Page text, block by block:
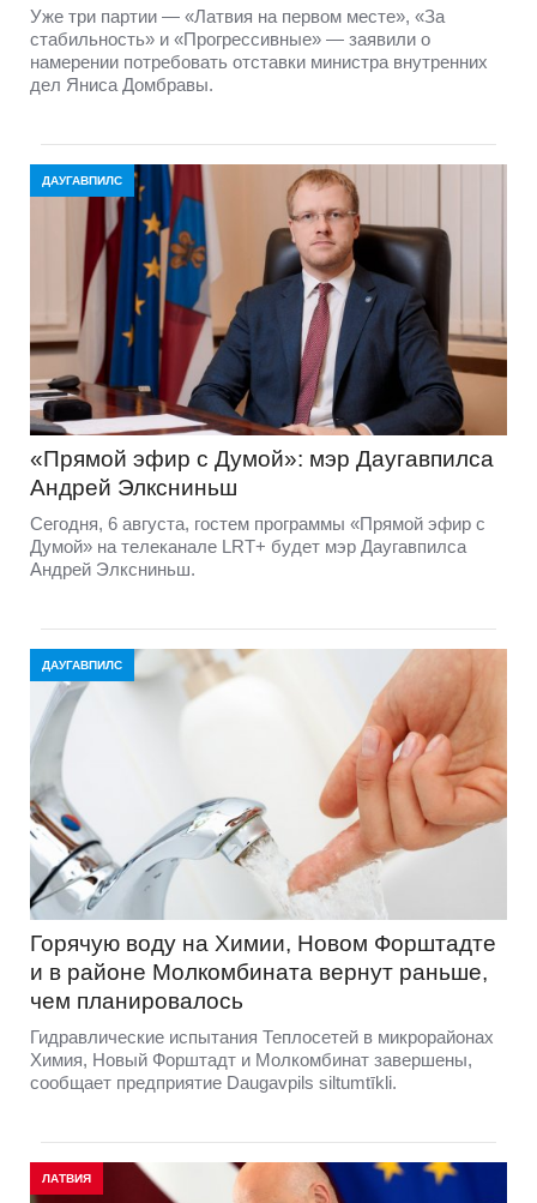
Уже три партии — «Латвия на первом месте», «За
стабильность» и «Прогрессивные» — заявили о
намерении потребовать отставки министра внутренних
дел Яниса Домбравы.
ДАУГАВПИЛС
«Прямой эфир с Думой»: мэр Даугавпилса
Андрей Элксниньш
Сегодня, 6 августа, гостем программы «Прямой эфир с
Думой» на телеканале LRT+ будет мэр Даугавпилса
Андрей Элксниньш.
ДАУГАВПИЛС
Горячую воду на Химии, Новом Форштадте
и в районе Молкомбината вернут раньше,
чем планировалось
Гидравлические испытания Теплосетей в микрорайонах
Химия, Новый Форштадт и Молкомбинат завершены,
сообщает предприятие Daugavpils siltumtīkli.
ЛАТВИЯ